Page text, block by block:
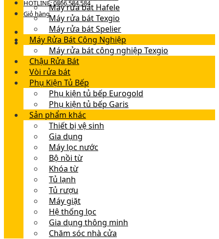
HOTLINE: 0866.584.584
Giỏ hàng
Máy rửa bát Hafele
Máy rửa bát Texgio
Máy rửa bát Spelier
Máy Rửa Bát Công Nghiệp
Máy rửa bát công nghiệp Texgio
Chậu Rửa Bát
Vòi rửa bát
Phụ Kiện Tủ Bếp
Phụ kiện tủ bếp Eurogold
Phụ kiện tủ bếp Garis
Sản phẩm khác
Thiết bị vệ sinh
Gia dụng
Máy lọc nước
Bộ nồi từ
Khóa từ
Tủ lạnh
Tủ rượu
Máy giặt
Hệ thống lọc
Gia dụng thông minh
Chăm sóc nhà cửa